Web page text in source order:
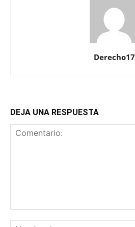
Derecho17
DEJA UNA RESPUESTA